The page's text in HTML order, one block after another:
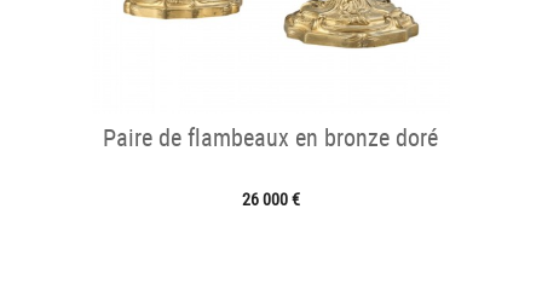
Paire de flambeaux en bronze doré
26 000 €